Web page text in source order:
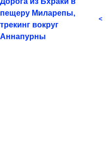
пещеру Миларепы,
трекинг вокруг
Аннапурны
<